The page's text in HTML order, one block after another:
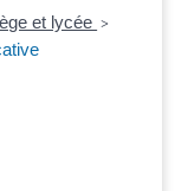
et lycée >